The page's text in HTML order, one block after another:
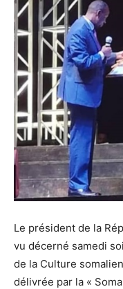
Le président de la
vu décerné samedi
de la Culture
délivrée par la «